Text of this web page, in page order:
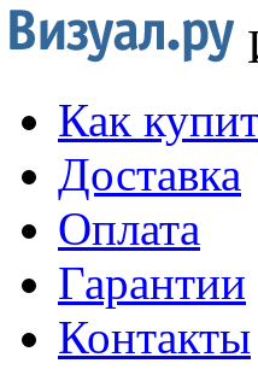
Как
Доставка
Оплата
Гарантии
Контакты